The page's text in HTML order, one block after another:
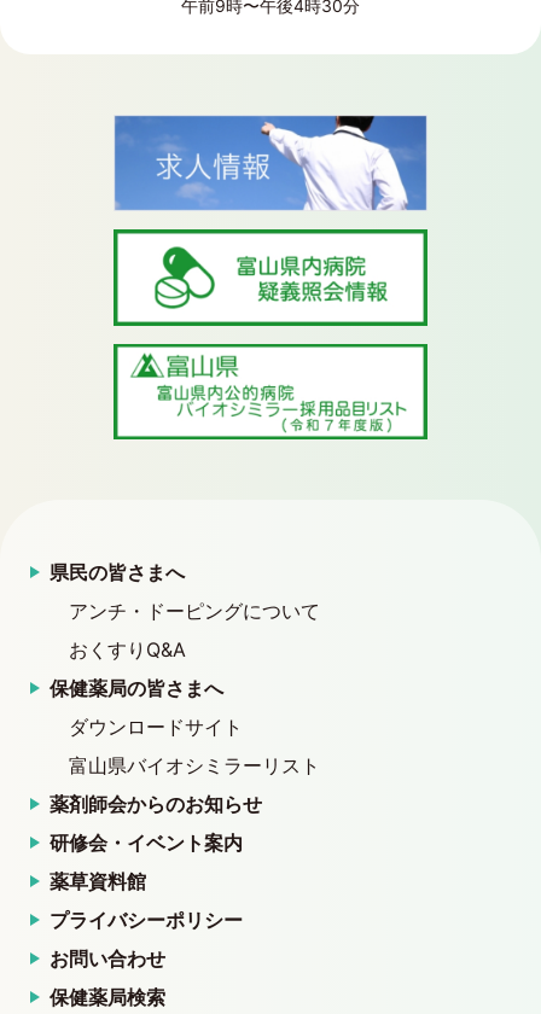
午前9時〜午後4時30分
県民の皆さまへ
アンチ・ドーピングについて
おくすりQ&A
保健薬局の皆さまへ
ダウンロードサイト
富山県バイオシミラーリスト
薬剤師会からのお知らせ
研修会・イベント案内
薬草資料館
プライバシーポリシー
お問い合わせ
保健薬局検索